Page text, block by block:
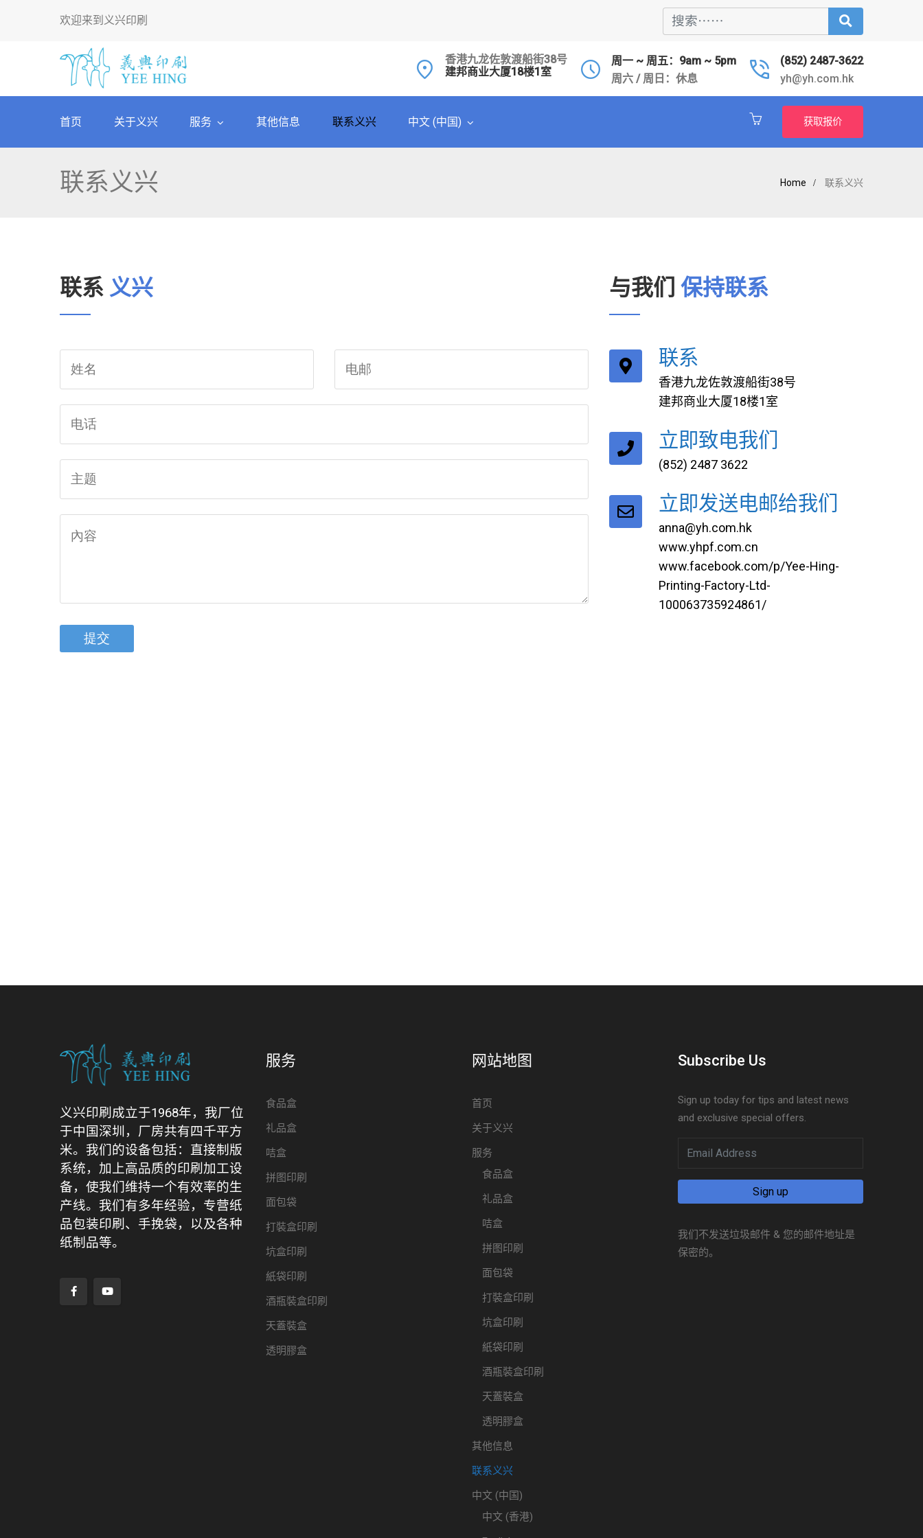
欢迎来到义兴印刷
香港九龙佐敦渡船街38号
建邦商业大厦18楼1室
周一 ~ 周五：9am ~ 5pm
周六 / 周日：休息
(852) 2487-3622
yh@yh.com.hk
首页 关于义兴 服务 其他信息 联系义兴 中文 (中国) 获取报价
联系义兴 Home 联系义兴
联系 义兴 与我们 保持联系
联系
香港九龙佐敦渡船街38号
建邦商业大厦18楼1室
立即致电我们
(852) 2487 3622
立即发送电邮给我们
anna@yh.com.hk
www.yhpf.com.cn
www.facebook.com/p/Yee-Hing-
Printing-Factory-Ltd-
100063735924861/
义兴印刷成立于1968年，我厂位
于中国深圳，厂房共有四千平方
米。我们的设备包括：直接制版
系统，加上高品质的印刷加工设
备，使我们维持一个有效率的生
产线。我们有多年经验，专营纸
品包装印刷、手挽袋，以及各种
纸制品等。
服务
食品盒
礼品盒
咭盒
拼图印刷
面包袋
打裝盒印刷
坑盒印刷
紙袋印刷
酒瓶裝盒印刷
天蓋裝盒
透明膠盒
网站地图
首页
关于义兴
服务
食品盒
礼品盒
咭盒
拼图印刷
面包袋
打裝盒印刷
坑盒印刷
紙袋印刷
酒瓶裝盒印刷
天蓋裝盒
透明膠盒
其他信息
联系义兴
中文 (中国)
中文 (香港)
Subscribe Us
Sign up today for tips and latest news
and exclusive special offers.
我们不发送垃圾邮件 & 您的邮件地址是
保密的。